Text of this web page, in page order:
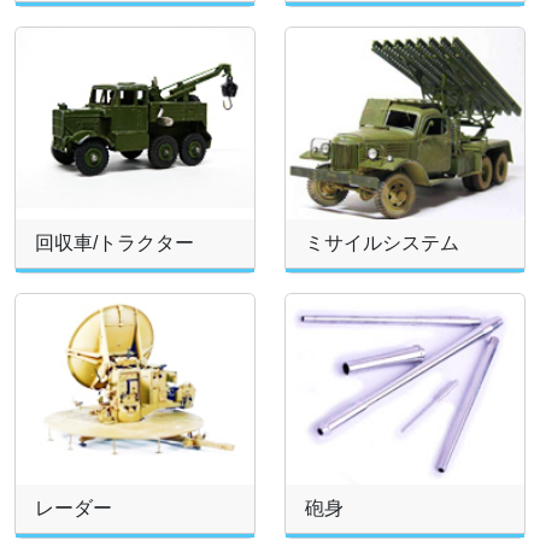
回収車/トラクター ミサイルシステム
レーダー 砲身